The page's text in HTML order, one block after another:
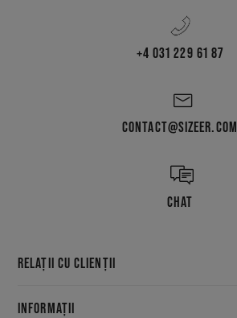
+4 031 229 61 87
CONTACT@SIZEER.COM
CHAT
RELAȚII CU CLIENȚII
INFORMAȚII